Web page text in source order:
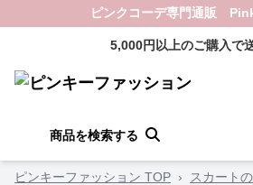
ピンクコーデ専門通販
5,000円以上のご購入で
商品を検索する
ピンキーファッション TOP › スカート